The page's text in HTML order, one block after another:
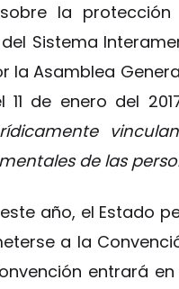
la
Sistema
Asamblea
de enero del
de las
este año, el Estado
a la
entrará